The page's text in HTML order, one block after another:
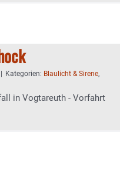
Kategorien: Blaulicht & Sirene,
in Vogtareuth - Vorfahrt